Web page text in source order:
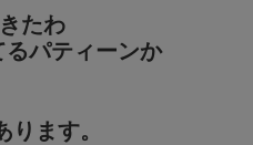
たわ
パティーンか
ります。